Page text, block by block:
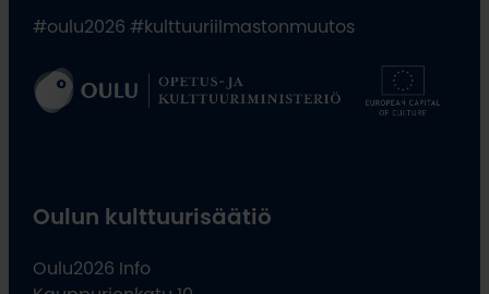
#oulu2026 #kulttuuriilmastonmuutos
Oulun kulttuurisäätiö
Oulu2026 Info